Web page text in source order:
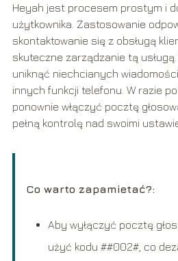
Heyah jest procesem prostym i
użytkownika. Zastosowanie
skontaktowanie się z obsługą
skuteczne zarządzanie tą
uniknąć niechcianych
innych funkcji telefonu. W razie
ponownie włączyć pocztę
pełną kontrolę nad swoimi
Co warto zapamietać?:
Aby wyłączyć pocztę
użyć kodu ##002#, co